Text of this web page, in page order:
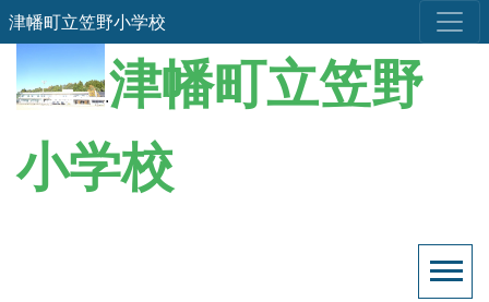
津幡町立笠野小学校
.津幡町立笠野
小学校